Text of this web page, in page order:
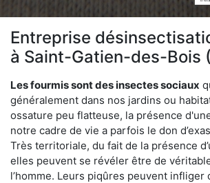
Entreprise
à Saint-Gatien-des-Bois
Les fourmis sont des insectes sociaux
généralement dans nos jardins ou
ossature peu flatteuse, la présence
notre cadre de vie a parfois le don
Très territoriale, du fait de la présence
elles peuvent se révéler être de
l’homme. Leurs piqûres peuvent infliger